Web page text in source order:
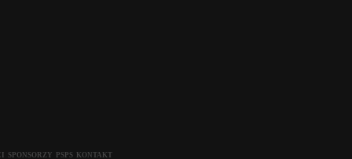
SPONSORZY PSPS KONTAKT